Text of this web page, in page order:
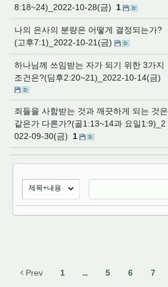
8:18~24)_2022-10-28(금)
1
나의 은사의 분량은 어떻게 결정되는가?
(고후7:1)_2022-10-21(금)
하나님께 쓰임받는 자가 되기 위한 3가지
조건은?(딤후2:20~21)_2022-10-14(금)
죄들을 사함받는 것과 깨끗하게 되는 것은
같은가 다른가?(골1:13~14과 요일1:9)_2
022-09-30(금)
1
Prev 1 ... 5 6 7